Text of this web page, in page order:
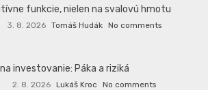
funkcie, nielen na svalovú hmotu
3. 8. 2026 Tomáš Hudák No comments
investovanie: Páka a riziká
2. 8. 2026 Lukáš Kroc No comments